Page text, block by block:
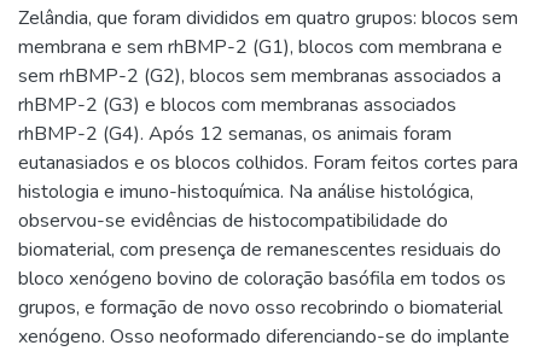
Zelândia, que foram divididos em quatro grupos: blocos sem
membrana e sem rhBMP-2 (G1), blocos com membrana e
sem rhBMP-2 (G2), blocos sem membranas associados a
rhBMP-2 (G3) e blocos com membranas associados
rhBMP-2 (G4). Após 12 semanas, os animais foram
eutanasiados e os blocos colhidos. Foram feitos cortes para
histologia e imuno-histoquímica. Na análise histológica,
observou-se evidências de histocompatibilidade do
biomaterial, com presença de remanescentes residuais do
bloco xenógeno bovino de coloração basófila em todos os
grupos, e formação de novo osso recobrindo o biomaterial
xenógeno. Osso neoformado diferenciando-se do implante